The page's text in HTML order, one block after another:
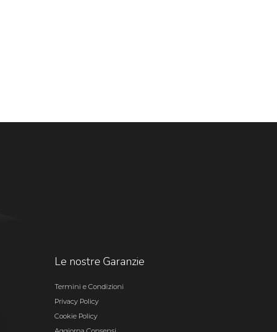
Le nostre Garanzie
Termini e Condizioni
Privacy Policy
Cookie Policy